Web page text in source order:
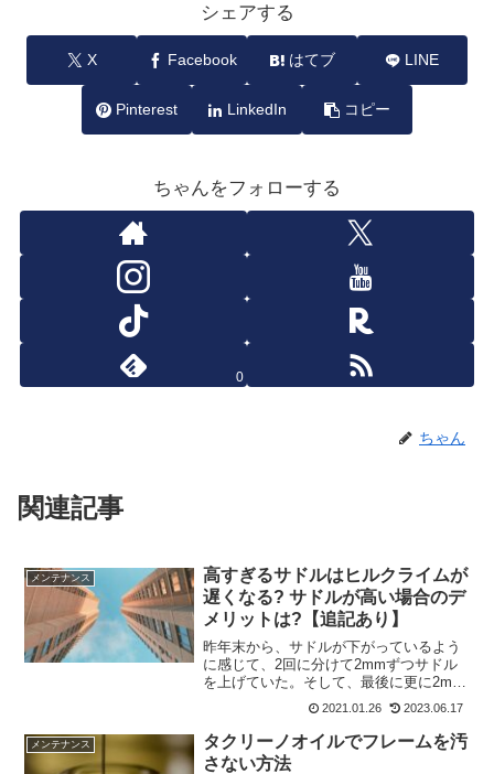
シェアする
X Facebook はてブ LINE
Pinterest LinkedIn コピー
ちゃんをフォローする
0
ちゃん
関連記事
メンテナンス
高すぎるサドルはヒルクライムが
遅くなる? サドルが高い場合のデ
メリットは?【追記あり】
昨年末から、サドルが下がっているよう
に感じて、2回に分けて2mmずつサドル
を上げていた。そして、最後に更に2mm
上げてみた。これで、しばらく走ってい
たのですけど～。今年に入ってから自転
車で走っている時に腰が痛くなることが
多々あり。腰の痛みは...
2021.01.26 2023.06.17
メンテナンス
タクリーノオイルでフレームを汚
さない方法